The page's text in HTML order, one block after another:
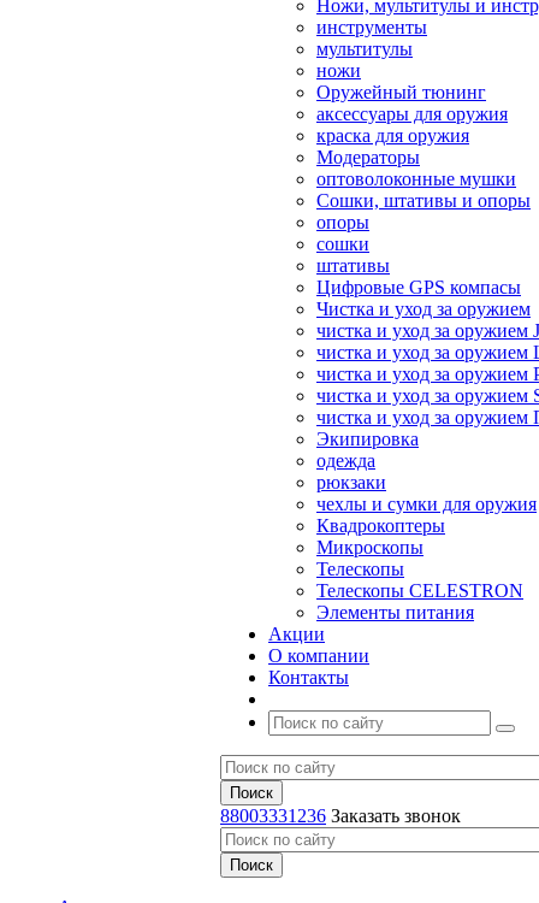
Ножи, мультитулы и
инструменты
мультитулы
ножи
Оружейный тюнинг
аксессуары для оружия
краска для оружия
Модераторы
оптоволоконные мушки
Сошки, штативы и опоры
опоры
сошки
штативы
Цифровые GPS компасы
Чистка и уход за оружием
чистка и уход за оружием
чистка и уход за оружием
чистка и уход за оружием
чистка и уход за оружием
чистка и уход за
Экипировка
одежда
рюкзаки
чехлы и сумки для оружия
Квадрокоптеры
Микроскопы
Телескопы
Телескопы CELESTRON
Элементы питания
Акции
О компании
Контакты
88003331236 Заказать звонок